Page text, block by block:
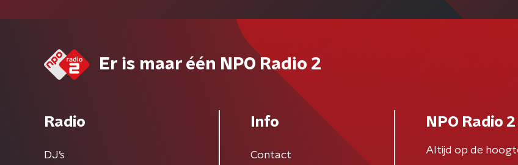
Er is maar één NPO Radio 2
Radio
DJ’s
Info
Contact
NPO Radio
Altijd op de